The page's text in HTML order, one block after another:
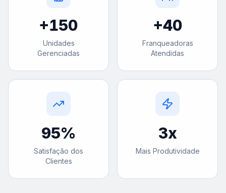
+150
Unidades
Gerenciadas
+40
Franqueadoras
Atendidas
95%
Satisfação dos
Clientes
3x
Mais Produtividade